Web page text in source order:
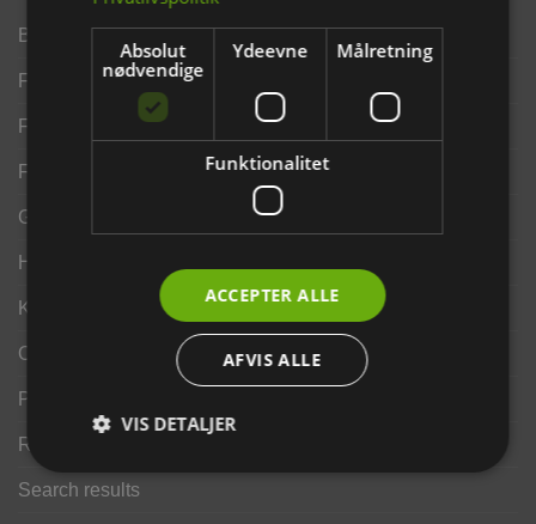
Brand
Finansering ANYDAY
Finansering Viabill
Fortrydelse og reklamationsret
Gavekort
Handelsbetingelser
Kontakt os
Opdrætterrabat
Privatlivspolitik
Returportal
Search results
Absolut
nødvendige
Ydeevne Målretning
Funktionalitet
ACCEPTER ALLE
AFVIS ALLE
VIS DETALJER